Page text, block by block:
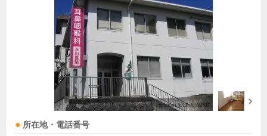
所在地・電話番号